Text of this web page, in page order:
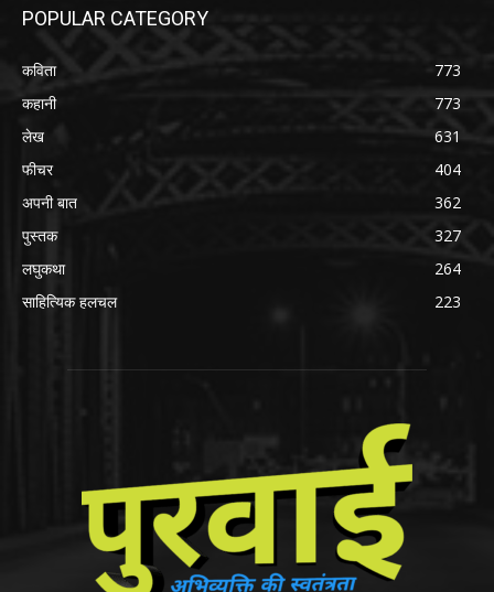
POPULAR CATEGORY
कविता
773
कहानी
773
लेख
631
फीचर
404
अपनी बात
362
पुस्तक
327
लघुकथा
264
साहित्यिक हलचल
223